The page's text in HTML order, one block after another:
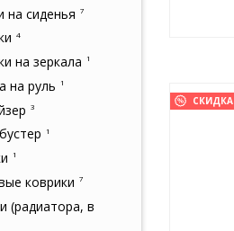
на сиденья 7
4
на зеркала 1
на руль 1
3
1
1
коврики 7
(радиатора, в
СКИДКА